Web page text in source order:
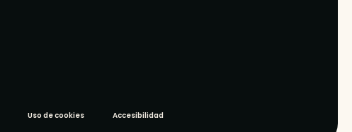
Uso de cookies Accesibilidad